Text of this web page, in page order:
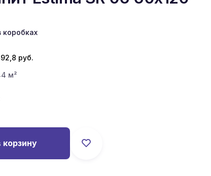
коробках
руб.
м²